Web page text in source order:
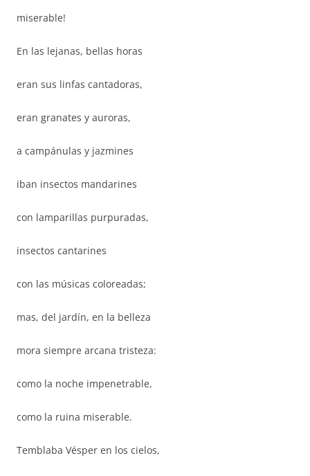
miserable!
En las lejanas, bellas horas
eran sus linfas cantadoras,
eran granates y auroras,
a campánulas y jazmines
iban insectos mandarines
con lamparillas purpuradas,
insectos cantarines
con las músicas coloreadas;
mas, del jardín, en la belleza
mora siempre arcana tristeza:
como la noche impenetrable,
como la ruina miserable.
Temblaba Vésper en los cielos,